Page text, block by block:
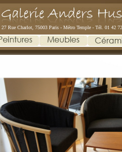
27 Rue Charlot, 75003 Paris - Métro Temple - Tél. 01 42